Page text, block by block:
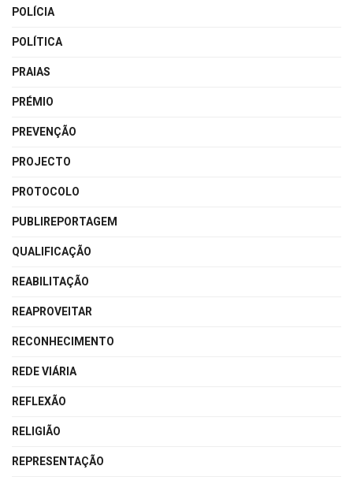
POLÍCIA
POLÍTICA
PRAIAS
PRÉMIO
PREVENÇÃO
PROJECTO
PROTOCOLO
PUBLIREPORTAGEM
QUALIFICAÇÃO
REABILITAÇÃO
REAPROVEITAR
RECONHECIMENTO
REDE VIÁRIA
REFLEXÃO
RELIGIÃO
REPRESENTAÇÃO